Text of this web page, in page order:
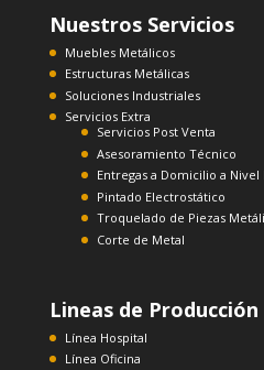
Nuestros Servicios
Muebles Metálicos
Estructuras Metálicas
Soluciones Industriales
Servicios Extra
Servicios Post Venta
Asesoramiento Técnico
Entregas a Domicilio a Nivel
Pintado Electrostático
Troquelado de Piezas
Corte de Metal
Lineas de Producción
Línea Hospital
Línea Oficina